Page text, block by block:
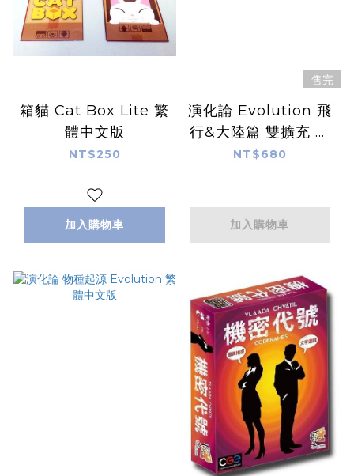
箱貓 Cat Box Lite 繁
體中文版
NT$250
加入購物車
售完
演化論 Evolution 飛
行&大陸篇 雙擴充 繁
體中文版
NT$680
加入購物車